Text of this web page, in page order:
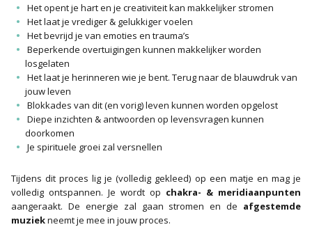
Het opent je hart en je creativiteit kan makkelijker stromen
Het laat je vrediger & gelukkiger voelen
Het bevrijd je van emoties en trauma’s
Beperkende overtuigingen kunnen makkelijker worden
losgelaten
Het laat je herinneren wie je bent. Terug naar de blauwdruk van
jouw leven
Blokkades van dit (en vorig) leven kunnen worden opgelost
Diepe inzichten & antwoorden op levensvragen kunnen
doorkomen
Je spirituele groei zal versnellen
Tijdens dit proces lig je (volledig gekleed) op een matje en mag je
volledig ontspannen. Je wordt op chakra- & meridiaanpunten
aangeraakt. De energie zal gaan stromen en de afgestemde
muziekneemt je mee in jouw proces.